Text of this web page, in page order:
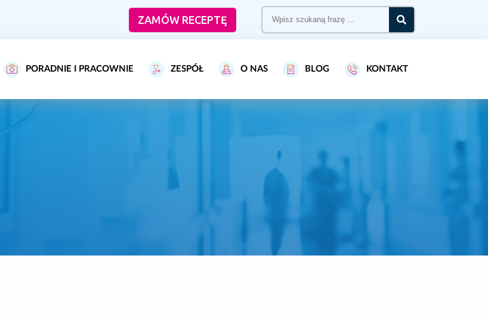
PORADNIE I PRACOWNIE ZESPÓŁ O NAS BLOG KONTAKT
ZAMÓW RECEPTĘ